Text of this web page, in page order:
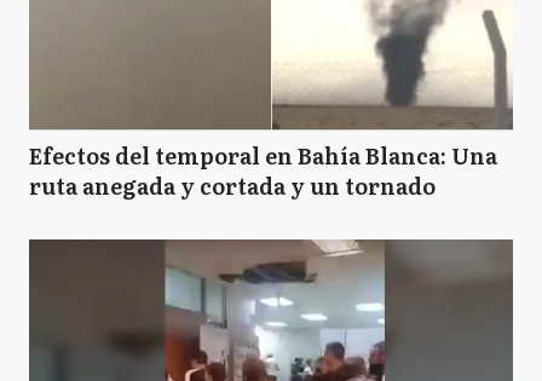
Efectos del temporal en Bahía Blanca: Una
ruta anegada y cortada y un tornado